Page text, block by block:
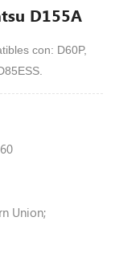
D155A
con: D60P,
Union;